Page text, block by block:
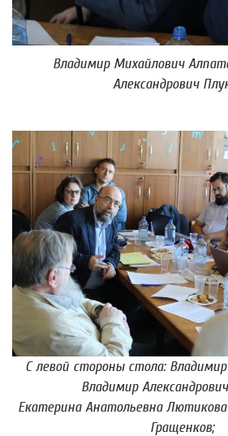
Владимир Михайлович
Александрович
С левой стороны стола:
Владимир
Екатерина Анатольевна
Гращенков;